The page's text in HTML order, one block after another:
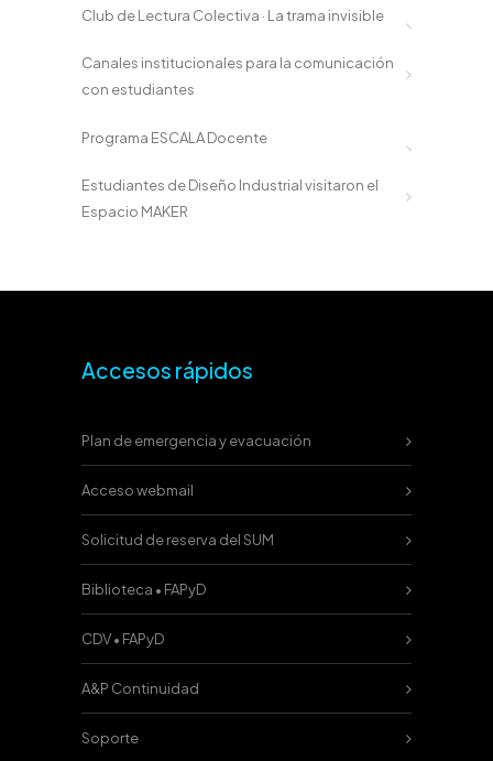
Club de Lectura Colectiva · La trama invisible
Canales institucionales para la comunicación
con estudiantes
Programa ESCALA Docente
Estudiantes de Diseño Industrial visitaron el
Espacio MAKER
Accesos rápidos
Plan de emergencia y evacuación
Acceso webmail
Solicitud de reserva del SUM
Biblioteca • FAPyD
CDV • FAPyD
A&P Continuidad
Soporte